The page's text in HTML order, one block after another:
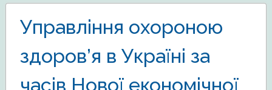
Управління охороною
здоров’я в Україні за
часів Нової економічної